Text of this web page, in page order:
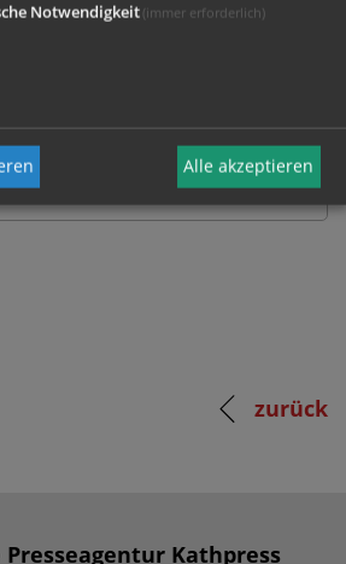
zurück
Kathpress
Notwendigkeit(immer erforderlich)
Alle akzeptieren